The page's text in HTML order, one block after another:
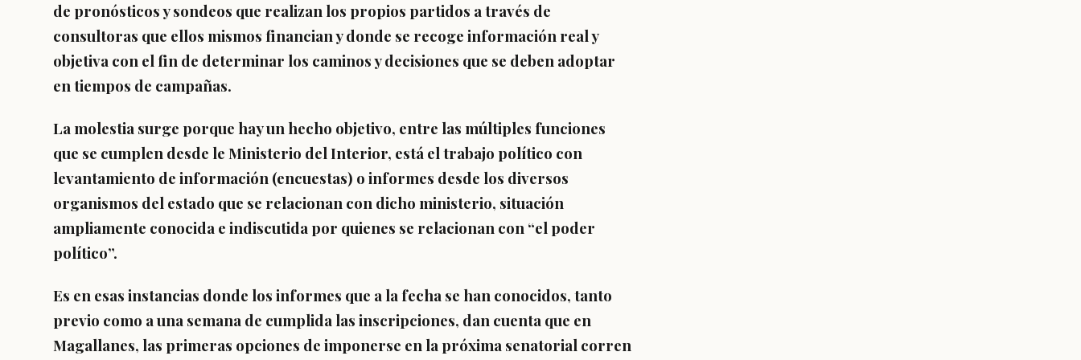
de pronósticos y sondeos que realizan los propios partidos a través de
consultoras que ellos mismos financian y donde se recoge información real y
objetiva con el fin de determinar los caminos y decisiones que se deben adoptar
en tiempos de campañas.
La molestia surge porque hay un hecho objetivo, entre las múltiples funciones
que se cumplen desde le Ministerio del Interior, está el trabajo político con
levantamiento de información (encuestas) o informes desde los diversos
organismos del estado que se relacionan con dicho ministerio, situación
ampliamente conocida e indiscutida por quienes se relacionan con “el poder
político”.
Es en esas instancias donde los informes que a la fecha se han conocidos, tanto
previo como a una semana de cumplida las inscripciones, dan cuenta que en
Magallanes, las primeras opciones de imponerse en la próxima senatorial corren